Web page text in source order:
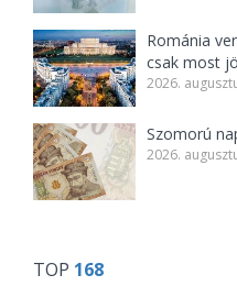
Románia
csak most
2026.
Szomorú
2026.
TOP 168